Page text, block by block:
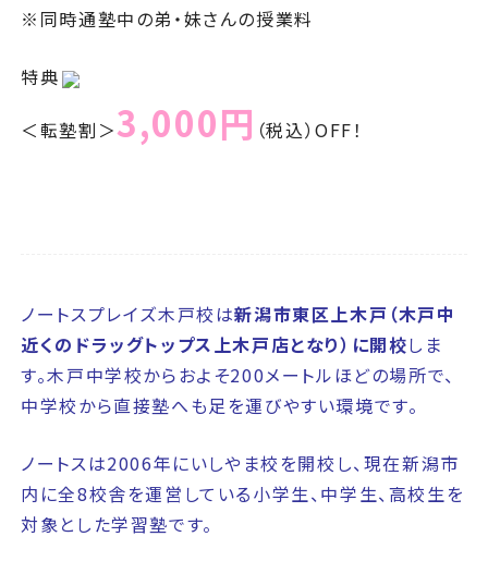
※同時通塾中の弟・妹さんの授業料
特典
＜転塾割＞3,000円 （税込）OFF！
ノートスプレイズ木戸校は新潟市東区上木戸（木戸中
近くのドラッグトップス上木戸店となり）に開校しま
す。木戸中学校からおよそ200メートルほどの場所で、
中学校から直接塾へも足を運びやすい環境です。
ノートスは2006年にいしやま校を開校し、現在新潟市
内に全8校舎を運営している小学生、中学生、高校生を
対象とした学習塾です。